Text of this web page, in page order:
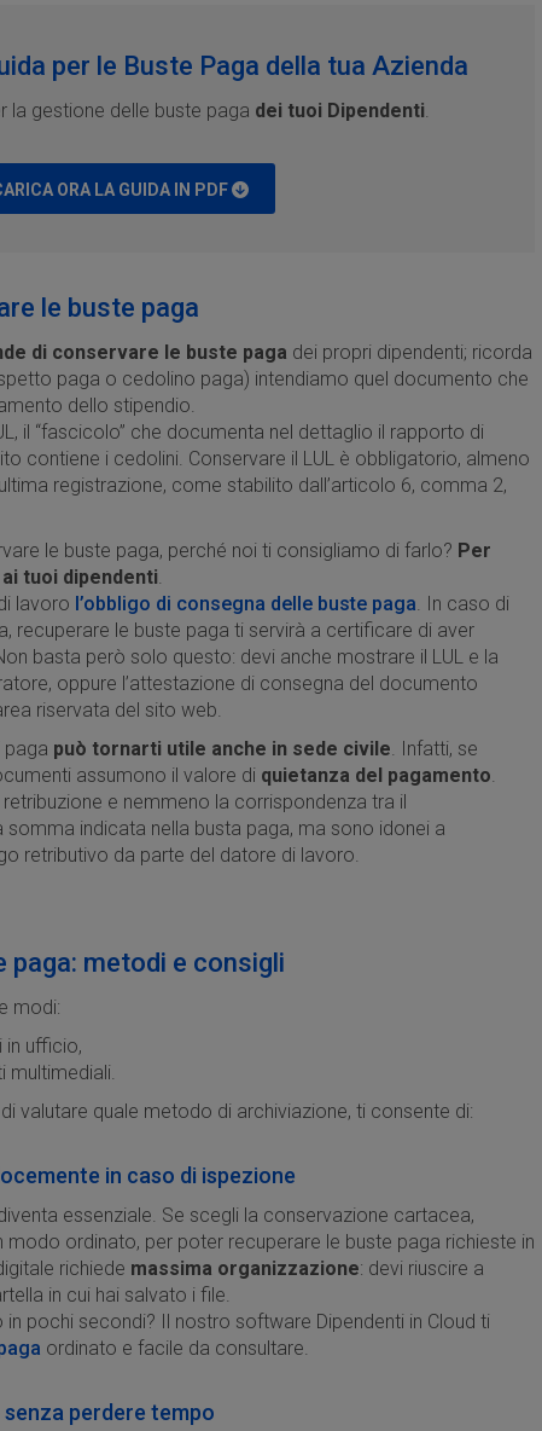
per le Buste Paga della tua Azienda
la gestione delle buste paga dei tuoi Dipendenti.
ORA LA GUIDA IN PDF
le buste paga
di conservare le buste paga dei propri dipendenti; ricorda
paga o cedolino paga) intendiamo quel documento che
dello stipendio.
il “fascicolo” che documenta nel dettaglio il rapporto di
contiene i cedolini. Conservare il LUL è obbligatorio, almeno
registrazione, come stabilito dall’articolo 6, comma 2,
le buste paga, perché noi ti consigliamo di farlo? Per
tuoi dipendenti.
lavoro l’obbligo di consegna delle buste paga. In caso di
recuperare le buste paga ti servirà a certificare di aver
basta però solo questo: devi anche mostrare il LUL e la
oppure l’attestazione di consegna del documento
riservata del sito web.
paga può tornarti utile anche in sede civile. Infatti, se
assumono il valore di quietanza del pagamento.
e nemmeno la corrispondenza tra il
indicata nella busta paga, ma sono idonei a
retributivo da parte del datore di lavoro.
paga: metodi e consigli
modi:
in ufficio,
multimediali.
valutare quale metodo di archiviazione, ti consente di:
in caso di ispezione
essenziale. Se scegli la conservazione cartacea,
ordinato, per poter recuperare le buste paga richieste in
richiede massima organizzazione: devi riuscire a
in cui hai salvato i file.
pochi secondi? Il nostro software Dipendenti in Cloud ti
ordinato e facile da consultare.
senza perdere tempo